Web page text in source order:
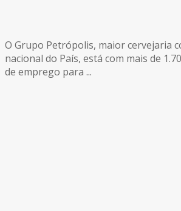
O Grupo Petrópolis, maior cervejaria
nacional do País, está com mais de
de emprego para ...